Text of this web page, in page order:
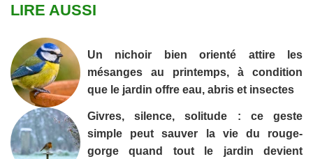
LIRE AUSSI
Un nichoir bien orienté attire les
mésanges au printemps, à condition
que le jardin offre eau, abris et insectes
Givres, silence, solitude : ce geste
simple peut sauver la vie du rouge-
gorge quand tout le jardin devient